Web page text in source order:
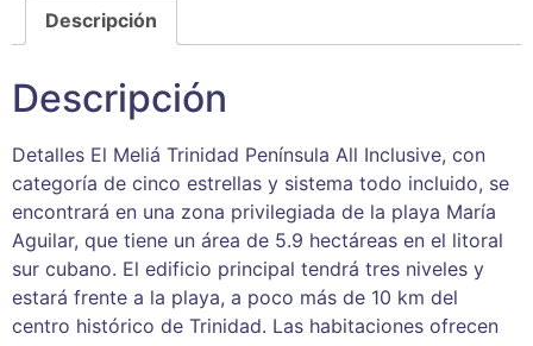
Descripción
Descripción
Detalles El Meliá Trinidad Península All Inclusive, con
categoría de cinco estrellas y sistema todo incluido, se
encontrará en una zona privilegiada de la playa María
Aguilar, que tiene un área de 5.9 hectáreas en el litoral
sur cubano. El edificio principal tendrá tres niveles y
estará frente a la playa, a poco más de 10 km del
centro histórico de Trinidad. Las habitaciones ofrecen